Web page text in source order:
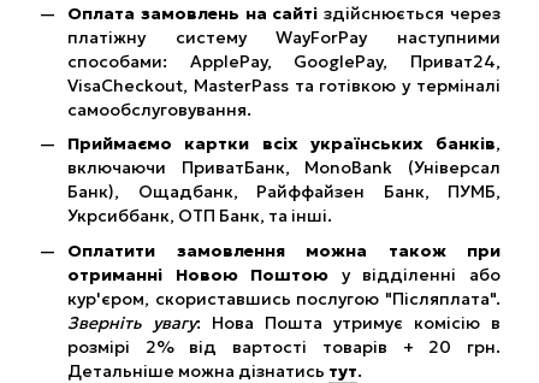
Оплата замовлень на сайтіздійснюється через
платіжну систему WayForPay наступними
способами: ApplePay, GooglePay, Приват24,
VisaCheckout, MasterPass та готівкою у терміналі
самообслуговування.
Приймаємо картки всіх українських банків,
включаючи ПриватБанк, MonoBank (Універсал
Банк), Ощадбанк, Райффайзен Банк, ПУМБ,
Укрсиббанк, ОТП Банк, та інші.
Оплатити замовлення можна також при
отриманні Новою Поштою у відділенні або
кур'єром, скориставшись послугою "Післяплата".
Зверніть увагу: Нова Пошта утримує комісію в
розмірі 2% від вартості товарів + 20 грн.
Детальніше можна дізнатись тут.